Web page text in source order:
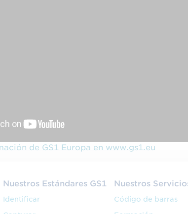
de GS1 Europa en www.gs1.eu
Nuestros Estándares GS1
Identificar
Nuestros
Código de barras